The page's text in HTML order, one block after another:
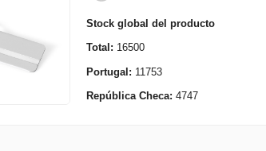
Stock global del producto
Total: 16500
Portugal: 11753
República Checa: 4747